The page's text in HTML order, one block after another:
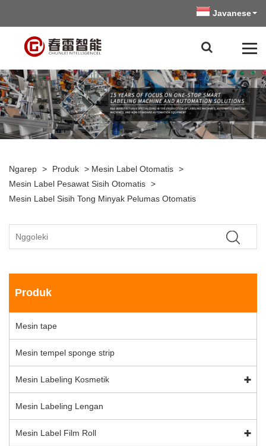
Javanese
Ngarep > Produk > Mesin Label Otomatis >
Mesin Label Pesawat Sisih Otomatis >
Mesin Label Sisih Tong Minyak Pelumas Otomatis
Produk
Mesin tape
Mesin tempel sponge strip
Mesin Labeling Kosmetik
Mesin Labeling Lengan
Mesin Label Film Roll